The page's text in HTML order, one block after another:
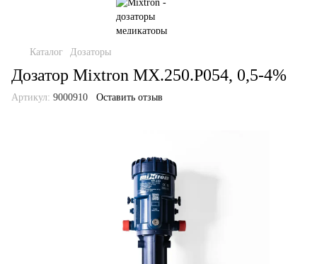
Каталог Дозаторы
Дозатор Mixtron MX.250.P054, 0,5-4%
Артикул: 9000910 Оставить отзыв